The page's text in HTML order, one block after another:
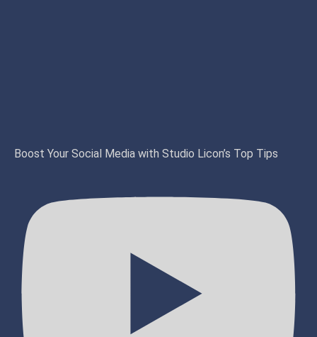
Boost Your Social Media with Studio Licon’s Top Tips